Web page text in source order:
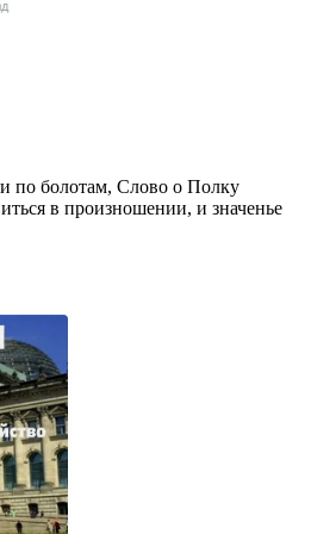
по болотам, Слово о Полку
в произношении, и значенье